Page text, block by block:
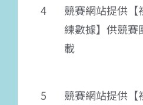
4
競賽網站提供【
練數據】供競賽
載
5
競賽網站提供【